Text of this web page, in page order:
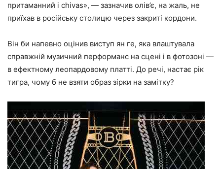
притаманний і chivas», — зазначив олів’є, на жаль, не
приїхав в російську столицю через закриті кордони.
Він би напевно оцінив виступ ян ге, яка влаштувала
справжній музичний перформанс на сцені і в фотозоні —
в ефектному леопардовому платті. До речі, настає рік
тигра, чому б не взяти образ зірки на замітку?